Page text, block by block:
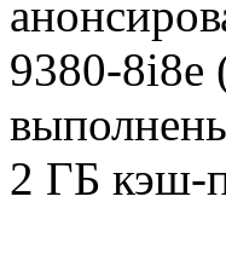
9380-8i8e
2 ГБ кэш-